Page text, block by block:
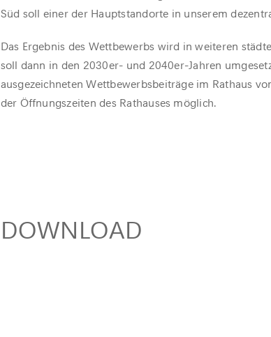
Süd soll einer der Hauptstandorte in unserem
Das Ergebnis des Wettbewerbs wird in weiteren
soll dann in den 2030er- und 2040er-Jahren
ausgezeichneten Wettbewerbsbeiträge im Rathaus
der Öffnungszeiten des Rathauses möglich.
DOWNLOAD